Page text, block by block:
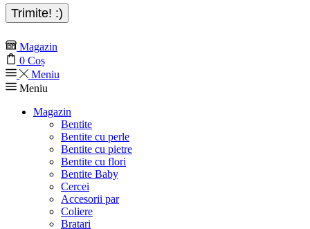
Magazin
0 Coș
Meniu
Meniu
Magazin
Bentite
Bentite cu perle
Bentite cu pietre
Bentite cu flori
Bentite Baby
Cercei
Accesorii par
Coliere
Bratari